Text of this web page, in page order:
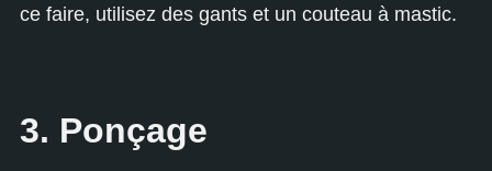
ce faire, utilisez des gants et un couteau à mastic.
3. Ponçage